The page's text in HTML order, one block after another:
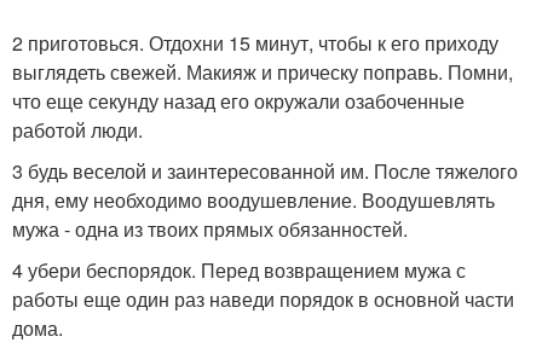
2 приготовься. Отдохни 15 минут, чтобы к его приходу
выглядеть свежей. Макияж и прическу поправь. Помни,
что еще секунду назад его окружали озабоченные
работой люди.
3 будь веселой и заинтересованной им. После тяжелого
дня, ему необходимо воодушевление. Воодушевлять
мужа - одна из твоих прямых обязанностей.
4 убери беспорядок. Перед возвращением мужа с
работы еще один раз наведи порядок в основной части
дома.